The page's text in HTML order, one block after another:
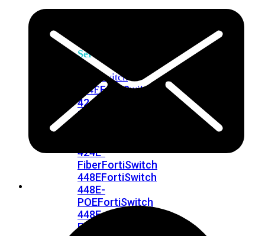
Series
FortiSwitch
424EFortiSwitch
424E-
POE
424E-
FiberFortiSwitch
448EFortiSwitch
448E-
POEFortiSwitch
448E-
FPOE